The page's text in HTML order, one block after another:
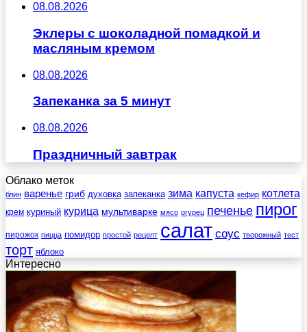
08.08.2026
Эклеры с шоколадной помадкой и
масляным кремом
08.08.2026
Запеканка за 5 минут
08.08.2026
Праздничный завтрак
Облако меток
блин варенье гриб духовка запеканка зима капуста кефир котлета
крем куриный курица мультиварке мясо огурец печенье пирог
пирожок пицца помидор простой рецепт салат соус творожный тест
торт яблоко
Интересно